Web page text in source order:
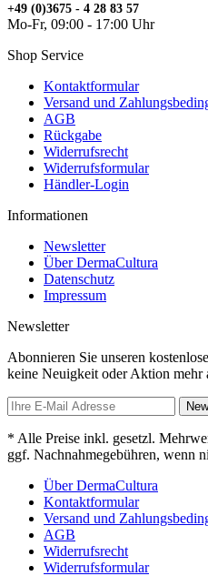
+49 (0)3675 - 4 28 83 57
Mo-Fr, 09:00 - 17:00 Uhr
Shop Service
Kontaktformular
Versand und
AGB
Rückgabe
Widerrufsrecht
Widerrufsformular
Händler-Login
Informationen
Newsletter
Über DermaCultura
Datenschutz
Impressum
Newsletter
Abonnieren Sie unseren
keine Neuigkeit oder Aktion mehr
* Alle Preise inkl. gesetzl.
ggf. Nachnahmegebühren, wenn
Über DermaCultura
Kontaktformular
Versand und
AGB
Widerrufsrecht
Widerrufsformular